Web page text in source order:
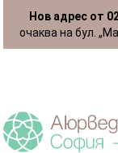
Нов адрес от
очаква на бул.